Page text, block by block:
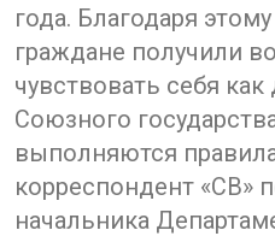
года. Благодаря
граждане получили
чувствовать себя
Союзного
выполняются
корреспондент «СВ»
начальника